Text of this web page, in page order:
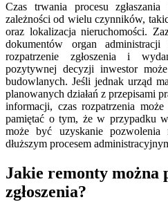
Czas trwania procesu
zależności od wielu czynników,
oraz lokalizacja nieruchomości.
dokumentów organ
rozpatrzenie zgłoszenia i
pozytywnej decyzji inwestor
budowlanych. Jeśli jednak urząd
planowanych działań z przepisami
informacji, czas rozpatrzenia
pamiętać o tym, że w przypadku
może być uzyskanie
dłuższym procesem
Jakie remonty można
zgłoszenia?